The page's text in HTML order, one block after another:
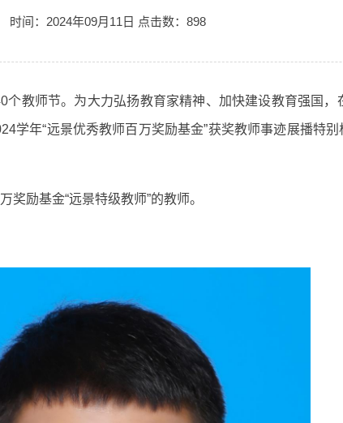
时间：2024年09月11日 点击数： 898
教师节。为大力弘扬教育家精神、加快建设教育强国
学年“远景优秀教师百万奖励基金”获奖教师事迹展播特
励基金“远景特级教师”的教师。